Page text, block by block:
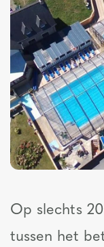
Op slechts
tussen het